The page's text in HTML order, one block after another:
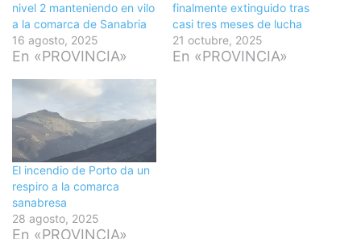
nivel 2 manteniendo en vilo
a la comarca de Sanabria
16 agosto, 2025
En «PROVINCIA»
finalmente extinguido tras
casi tres meses de lucha
21 octubre, 2025
En «PROVINCIA»
El incendio de Porto da un
respiro a la comarca
sanabresa
28 agosto, 2025
En «PROVINCIA»